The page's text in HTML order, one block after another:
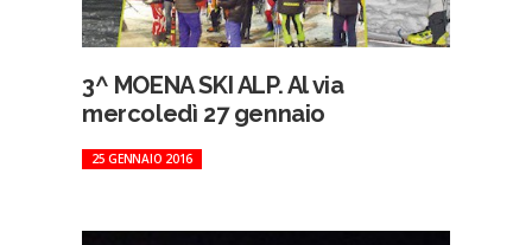
3^ MOENA SKI ALP. Al via
mercoledì 27 gennaio
25 GENNAIO 2016